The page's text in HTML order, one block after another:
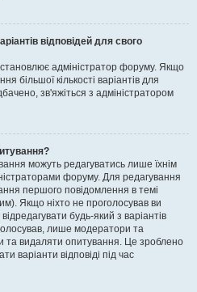
відповідей для свого
адміністратор форуму. Якщо
більшої кількості варіантів для
зв'яжіться з адміністратором
можуть редагуватись лише їхнім
форуму. Для редагування
першого повідомлення в темі
Якщо ніхто не проголосував ви
будь-який з варіантів
лише модератори та
та видаляти опитування. Це зроблено
варіанти відповіді під час